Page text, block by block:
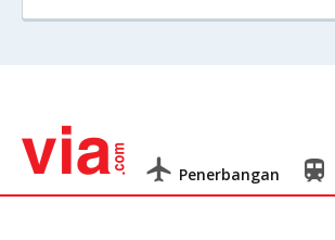
Penerbangan